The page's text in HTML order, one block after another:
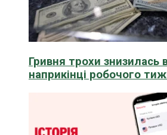
Гривня трохи знизилась
наприкінці робочого